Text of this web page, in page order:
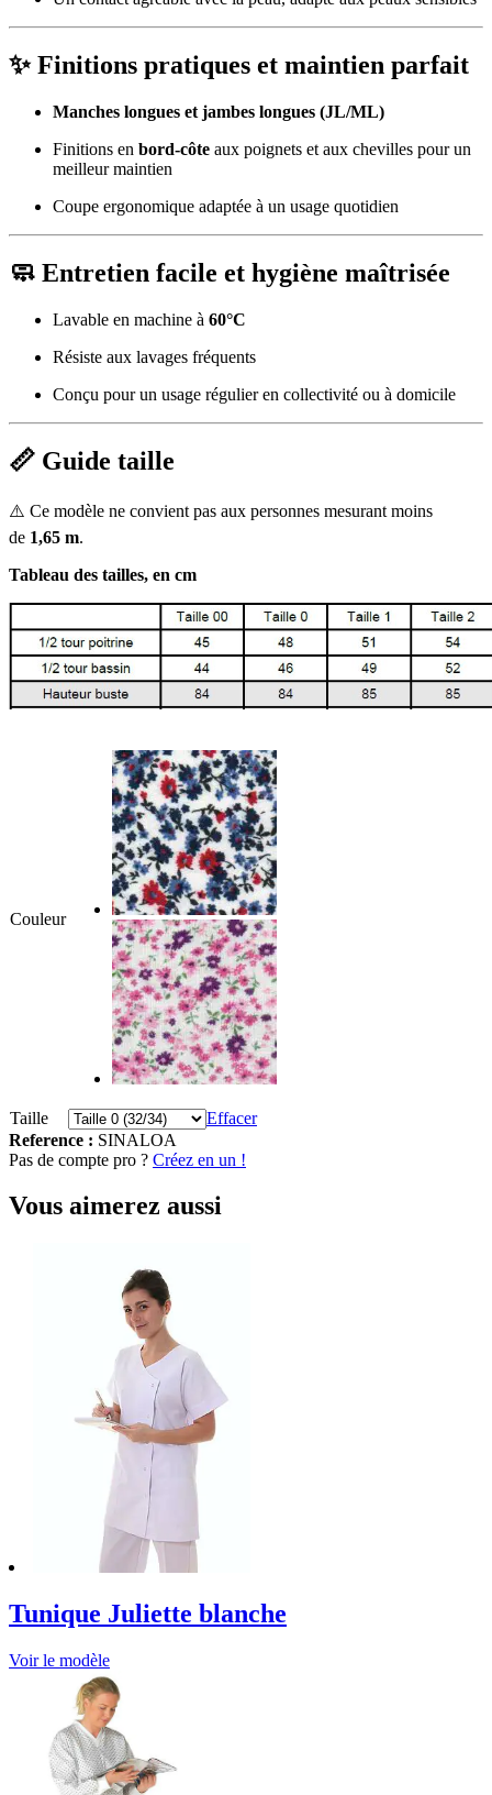
✨ Finitions pratiques et maintien parfait
Manches longues et jambes longues (JL/ML)
Finitions en bord-côte aux poignets et aux chevilles pour un
meilleur maintien
Coupe ergonomique adaptée à un usage quotidien
🧼 Entretien facile et hygiène maîtrisée
Lavable en machine à 60°C
Résiste aux lavages fréquents
Conçu pour un usage régulier en collectivité ou à domicile
📏 Guide taille
⚠️ Ce modèle ne convient pas aux personnes mesurant moins
de 1,65 m.
Tableau des tailles, en cm
Couleur
Taille
Effacer
Reference : SINALOA
Pas de compte pro ? Créez en un !
Vous aimerez aussi
Tunique Juliette blanche
Voir le modèle